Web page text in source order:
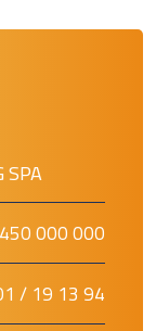
SPA
450 000 000
/ 19 13 94